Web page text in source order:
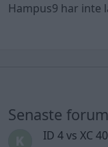
Hampus9 har inte
Senaste
ID 4 vs XC